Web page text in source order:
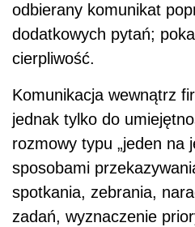
odbierany komunikat
dodatkowych pytań;
cierpliwość.
Komunikacja wewnątrz
jednak tylko do
rozmowy typu „jeden na
sposobami
spotkania, zebrania,
zadań, wyznaczenie